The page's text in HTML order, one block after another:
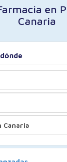
en
Canaria